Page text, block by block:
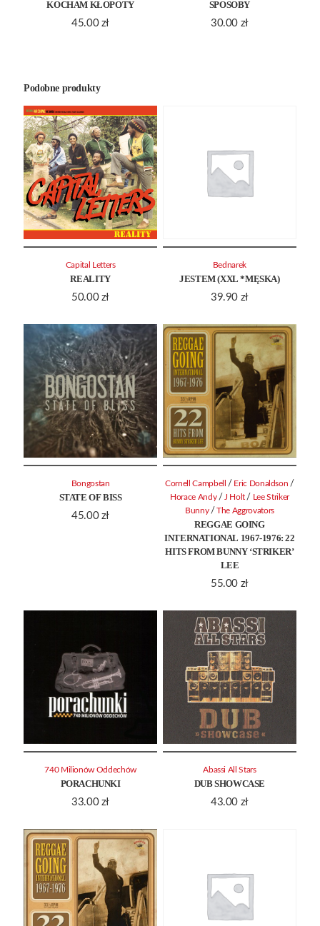
KOCHAM KŁOPOTY
45.00 zł
SPOSOBY
30.00 zł
Podobne produkty
REALITY
50.00 zł
Capital Letters
JESTEM (XXL *MĘSKA)
39.90 zł
Bednarek
STATE OF BISS
45.00 zł
Bongostan
REGGAE GOING
INTERNATIONAL 1967-1976: 22
HITS FROM BUNNY ‘STRIKER’
LEE
55.00 zł
Cornell Campbell / Eric Donaldson /
Horace Andy / J Holt / Lee Striker
Bunny /The Aggrovators
PORACHUNKI
33.00 zł
740 Milionów Oddechów
DUB SHOWCASE
43.00 zł
Abassi All Stars